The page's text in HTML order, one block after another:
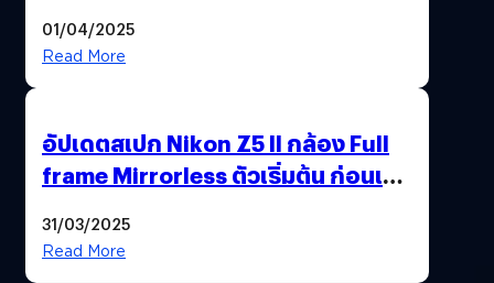
01/04/2025
Read More
อัปเดตสเปก Nikon Z5 II กล้อง Full
frame Mirrorless ตัวเริ่มต้น ก่อนเปิด
31/03/2025
Read More